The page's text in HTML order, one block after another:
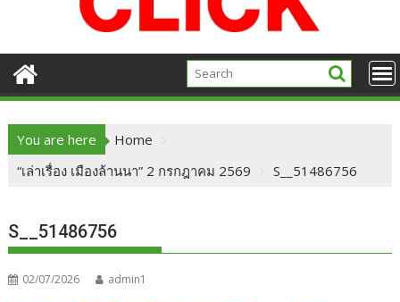
You are here
Home
“เล่าเรื่อง เมืองล้านนา” 2 กรกฎาคม 2569
S__51486756
S__51486756
02/07/2026 admin1